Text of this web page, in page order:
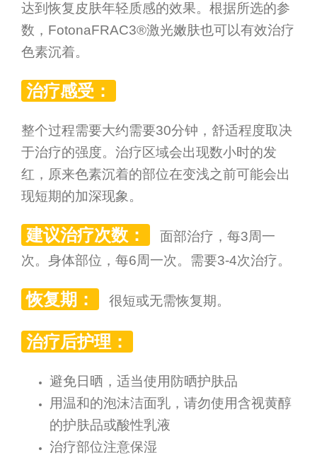
达到恢复皮肤年轻质感的效果。根据所选的参
数，FotonaFRAC3®激光嫩肤也可以有效治疗
色素沉着。
治疗感受：
整个过程需要大约需要30分钟，舒适程度取决
于治疗的强度。治疗区域会出现数小时的发
红，原来色素沉着的部位在变浅之前可能会出
现短期的加深现象。
建议治疗次数：
面部治疗，每3周一
次。身体部位，每6周一次。需要3-4次治疗。
恢复期： 很短或无需恢复期。
治疗后护理：
避免日晒，适当使用防晒护肤品
用温和的泡沫洁面乳，请勿使用含视黄醇
的护肤品或酸性乳液
治疗部位注意保湿